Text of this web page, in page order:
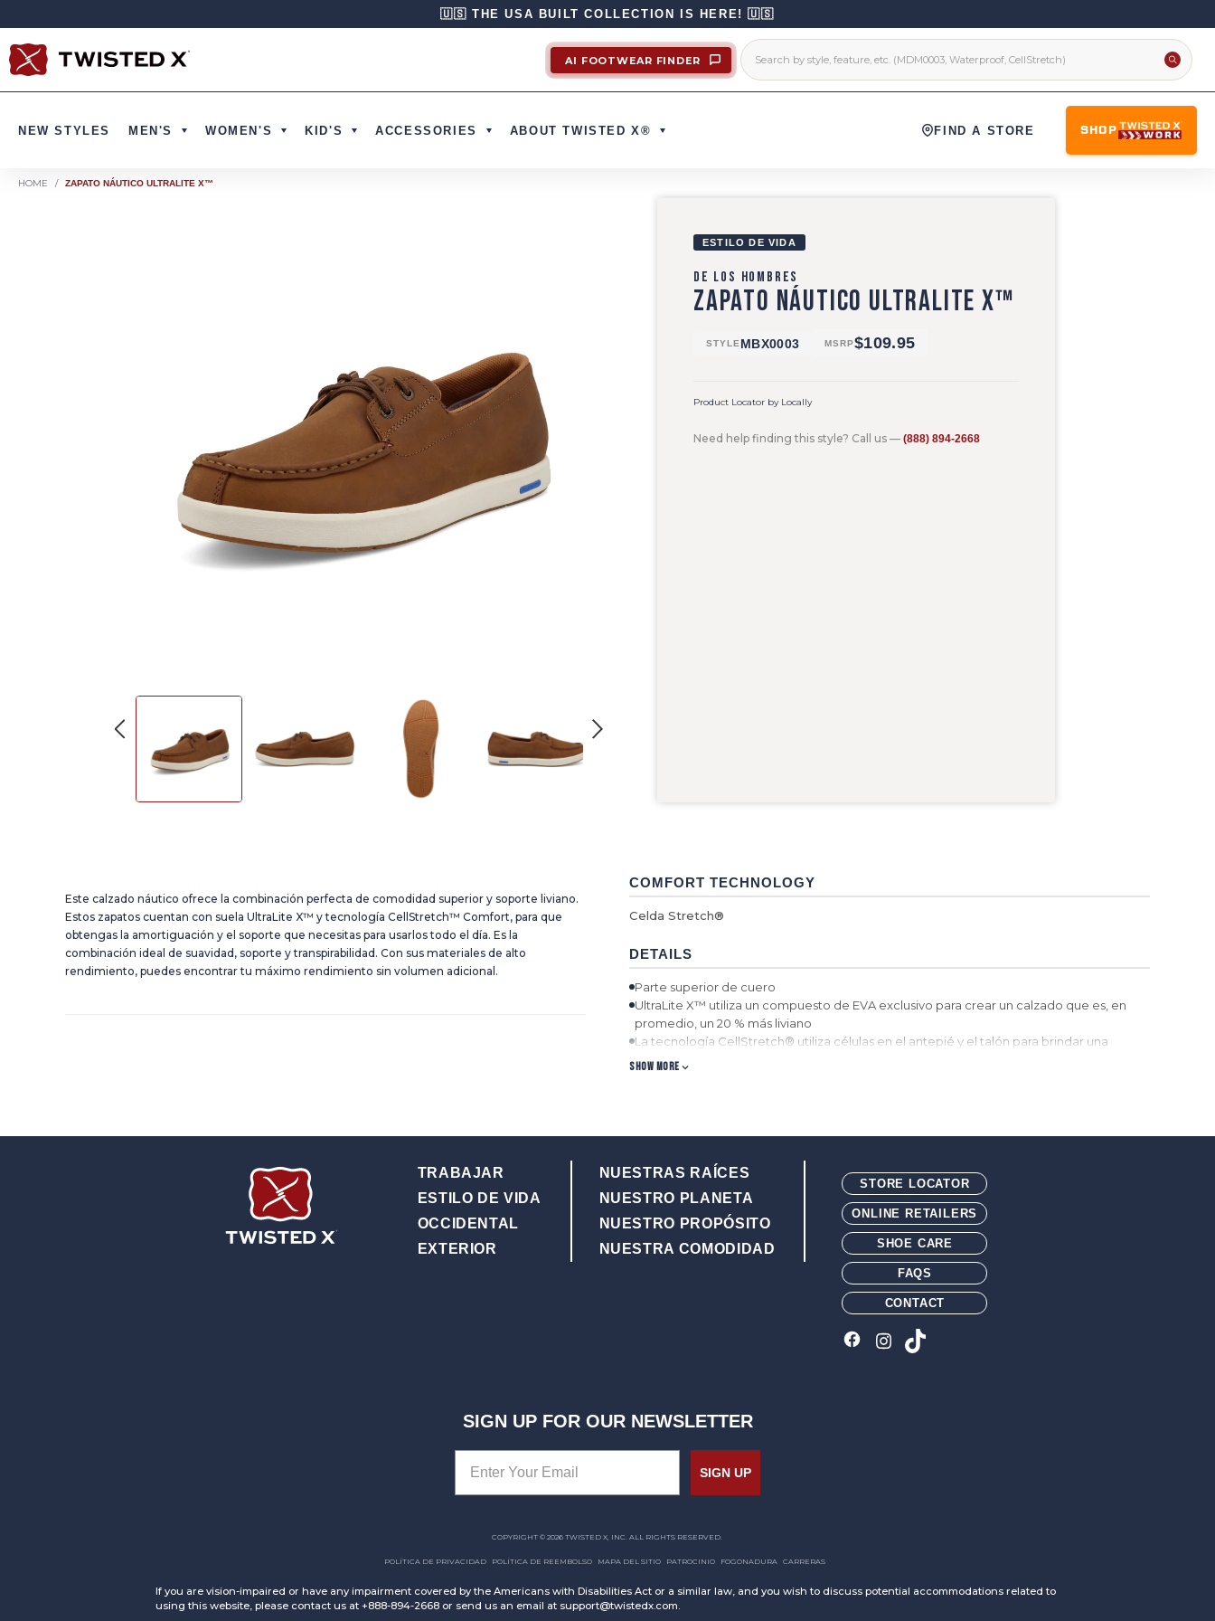
🇺🇸 THE USA BUILT COLLECTION IS HERE! 🇺🇸
AI FOOTWEAR FINDER
NEW STYLES MEN'S WOMEN'S KID'S ACCESSORIES ABOUT TWISTED X® FIND A STORE SHOP
HOME / ZAPATO NÁUTICO ULTRALITE X™
ESTILO DE VIDA
DE LOS HOMBRES
ZAPATO NÁUTICO ULTRALITE X™
STYLE MBX0003 MSRP$109.95
Product Locator by Locally
Need help finding this style? Call us — (888) 894-2668
Este calzado náutico ofrece la combinación perfecta de comodidad superior y soporte liviano.
Estos zapatos cuentan con suela UltraLite X™ y tecnología CellStretch™ Comfort, para que
obtengas la amortiguación y el soporte que necesitas para usarlos todo el día. Es la
combinación ideal de suavidad, soporte y transpirabilidad. Con sus materiales de alto
rendimiento, puedes encontrar tu máximo rendimiento sin volumen adicional.
COMFORT TECHNOLOGY
Celda Stretch®
DETAILS
Parte superior de cuero
UltraLite X™ utiliza un compuesto de EVA exclusivo para crear un calzado que es, en
promedio, un 20 % más liviano
La tecnología CellStretch® utiliza células en el antepié y el talón para brindar una
amortiguación y comodidad superiores
ecoTWEED™ está hecho de botellas de plástico recicladas.
Entresuela de EVA moldeada por compresión
Suela de goma integrada con cáscara de arroz mezclada. La cáscara de arroz
mezclada es un subproducto agrícola que generalmente se desecha.
SHOW MORE
TRABAJAR
ESTILO DE VIDA
OCCIDENTAL
EXTERIOR
NUESTRAS RAÍCES
NUESTRO PLANETA
NUESTRO PROPÓSITO
NUESTRA COMODIDAD
STORE LOCATOR
ONLINE RETAILERS
SHOE CARE
FAQS
CONTACT
SIGN UP FOR OUR NEWSLETTER
SIGN UP
COPYRIGHT © 2026 TWISTED X, INC. ALL RIGHTS RESERVED.
POLÍTICA DE PRIVACIDAD POLÍTICA DE REEMBOLSO MAPA DEL SITIO PATROCINIO FOGONADURA CARRERAS
If you are vision-impaired or have any impairment covered by the Americans with Disabilities Act or a similar law, and you wish to discuss potential accommodations related to
using this website, please contact us at +888-894-2668 or send us an email at support@twistedx.com.